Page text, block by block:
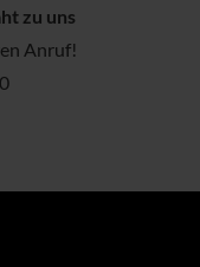
zu uns
Anruf!